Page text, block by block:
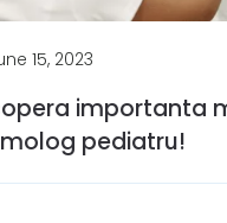
15, 2023
importanta
pediatru!